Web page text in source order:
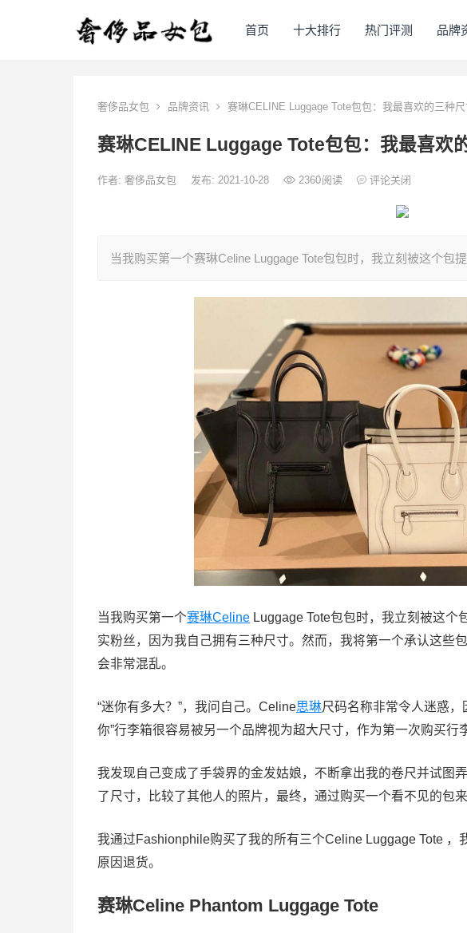
首页 十大排行 热门评测 品牌
奢侈品女包 品牌资讯 赛琳CELINE Luggage Tote包包：我最喜欢的三种
赛琳CELINE Luggage Tote包包：我最喜欢
作者: 奢侈品女包 发布: 2021-10-28 2360阅读 评论关闭
当我购买第一个赛琳Celine Luggage Tote包包时，我立刻被这个包
当我购买第一个赛琳Celine Luggage Tote包包时，我立刻被这
实粉丝，因为我自己拥有三种尺寸。然而，我将第一个承认这些
会非常混乱。
“迷你有多大？”，我问自己。Celine思琳尺码名称非常令人迷惑
你”行李箱很容易被另一个品牌视为超大尺寸，作为第一次购买行
我发现自己变成了手袋界的金发姑娘，不断拿出我的卷尺并试图
了尺寸，比较了其他人的照片，最终，通过购买一个看不见的包来
我通过Fashionphile购买了我的所有三个Celine Luggage Tote ，
原因退货。
赛琳Celine Phantom Luggage Tote